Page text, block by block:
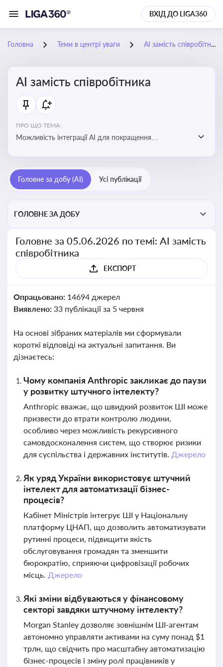
ВХІД ДО LIGA360
Головна Теми в центрі уваги АІ замість співробітника
АІ замість співробітника
ПРО ЩО ТЕМА:
Можливість інтеграції АІ для покращення
Головне за добу (AI) Усі публікації
ГОЛОВНЕ ЗА ДОБУ
Головне за 05.06.2026 по темі: АІ замість
співробітника
ЕКСПОРТ
Опрацьовано: 14694 джерел
Виявлено: 33 публікації за 5 червня
На основі зібраних матеріалів ми сформували
короткі відповіді на актуальні запитання. Ви
дізнаєтесь:
Чому компанія Anthropic закликає до паузи
у розвитку штучного інтелекту?
Anthropic вважає, що швидкий розвиток ШІ може
призвести до втрати контролю людини,
особливо через можливість рекурсивного
самовдосконалення систем, що створює ризики
для суспільства і державних інститутів. Джерело
Як уряд України використовує штучний
інтелект для автоматизації бізнес-
процесів?
Кабінет Міністрів інтегрує ШІ у Національну
платформу ЦНАП, що дозволить автоматизувати
рутинні процеси, підвищити якість
обслуговування громадян та зменшити
бюрократію, сприяючи цифровізації робочих
місць. Джерело
Які зміни відбуваються у фінансовому
секторі завдяки штучному інтелекту?
Morgan Stanley дозволяє зовнішнім ШІ-агентам
автономно управляти активами на суму понад $1
трлн, що свідчить про масштабну автоматизацію
бізнес-процесів і зміну ролі працівників у